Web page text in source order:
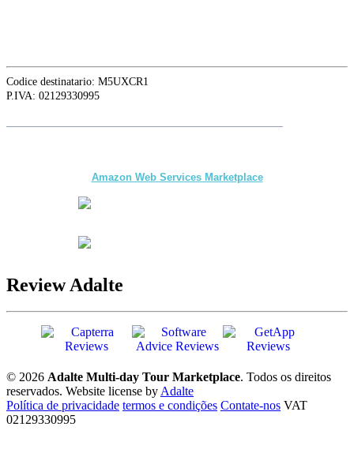
Codice destinatario: M5UXCR1
P.IVA: 02129330995
Amazon Web Services Marketplace
Review Adalte
© 2026 Adalte Multi-day Tour Marketplace. Todos os direitos
reservados. Website license byAdalte
Política de privacidade termos e condições Contate-nos VAT
02129330995